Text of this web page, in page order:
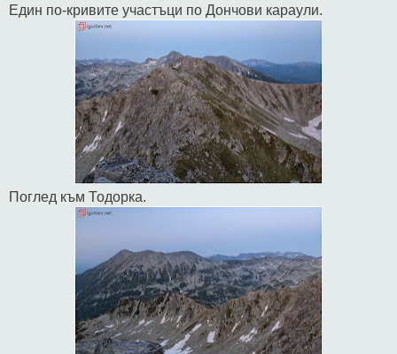
Един по-кривите участъци по Дончови караули.
Поглед към Тодорка.